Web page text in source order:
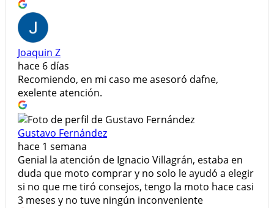
Joaquin Z
hace 6 días
Recomiendo, en mi caso me asesoró dafne,
exelente atención.
Gustavo Fernández
hace 1 semana
Genial la atención de Ignacio Villagrán, estaba en
duda que moto comprar y no solo le ayudó a elegir
si no que me tiró consejos, tengo la moto hace casi
3 meses y no tuve ningún inconveniente